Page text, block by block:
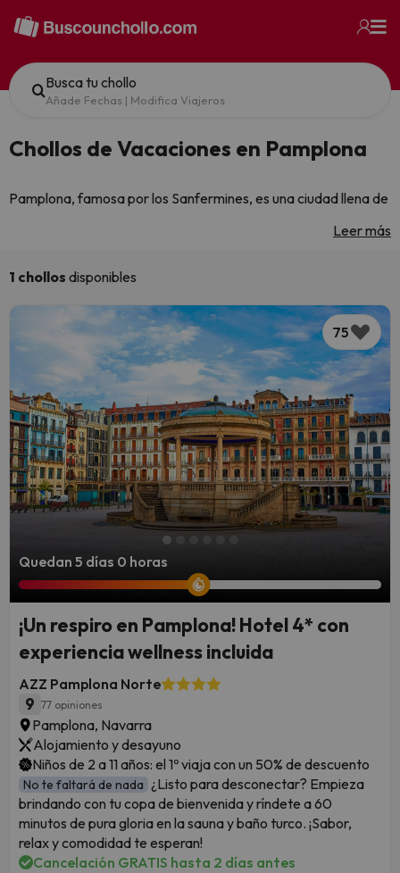
Busca tu chollo
Añade Fechas | Modifica Viajeros
Chollos de Vacaciones en Pamplona
Pamplona, famosa por los Sanfermines, es una ciudad llena de
¿Buscas una experiencia inolvidable? Pamplona, España te
espera con actividades únicas, alojamientos encantadores y
paisajes espectaculares. Descubre sus secretos y vive unas
vacaciones extraordinarias.
Leer más
1 chollos disponibles
75
Quedan 5 días 0 horas
¡Un respiro en Pamplona! Hotel 4* con
experiencia wellness incluida
AZZ Pamplona Norte
9 77 opiniones
Pamplona, Navarra
Alojamiento y desayuno
Niños de 2 a 11 años: el 1º viaja con un 50% de descuento
No te faltará de nada ¿Listo para desconectar? Empieza
brindando con tu copa de bienvenida y ríndete a 60
minutos de pura gloria en la sauna y baño turco. ¡Sabor,
relax y comodidad te esperan!
Cancelación GRATIS hasta 2 días antes